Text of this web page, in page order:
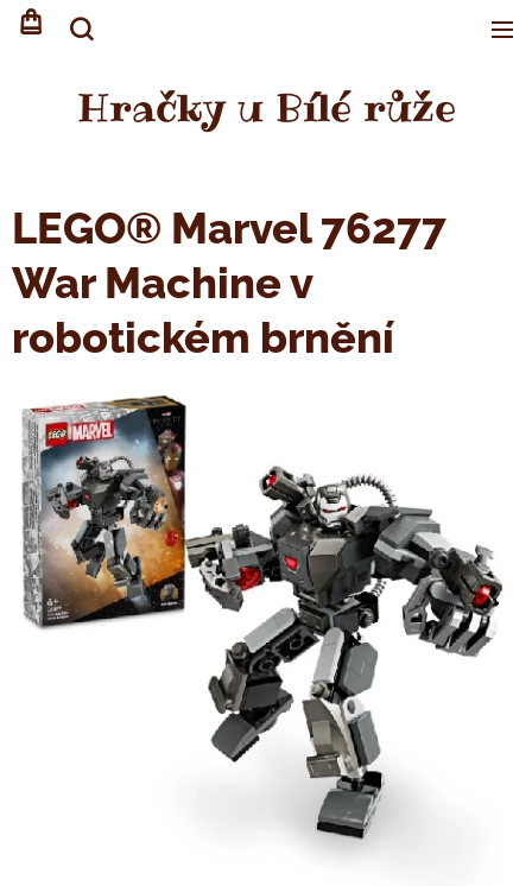
Hračky u Bílé růže
LEGO® Marvel 76277
War Machine v
robotickém brnění